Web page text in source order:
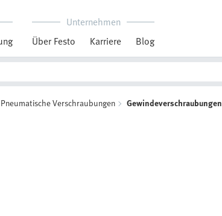
Unternehmen
Über Festo
Karriere Blog
Pneumatische Verschraubungen Gewindeverschraubungen